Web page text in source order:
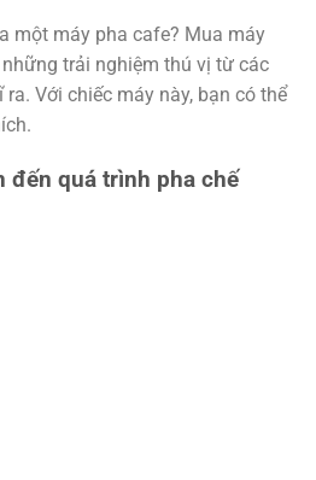
một máy pha cafe? Mua máy
trải nghiệm thú vị từ các
Với chiếc máy này, bạn có thể
đến quá trình pha chế